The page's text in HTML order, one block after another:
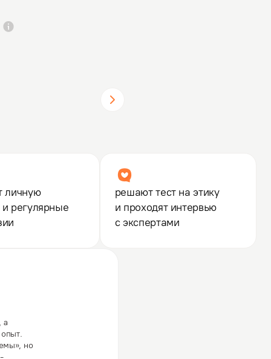
личную
регулярные
решают тест на этику
и проходят интервью
с экспертами
а
но